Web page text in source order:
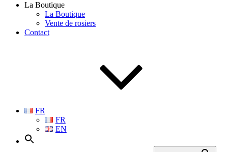
La Boutique
La Boutique
Vente de rosiers
Contact
FR
FR
EN